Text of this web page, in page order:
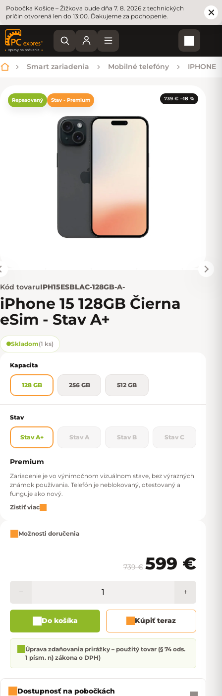
Pobočka Košice – Žižkova bude dňa 7. 8. 2026 z technických
príčin otvorená len do 13:00. Ďakujeme za pochopenie.
Domov
Smart zariadenia Mobilné telefóny IPHONE
Repasovaný Stav - Premium 739 € –18 %
Kód tovaruIPH15ESBLAC-128GB-A-
iPhone 15 128GB Čierna
eSim - Stav A+
Skladom(1 ks)
Kapacita
128 GB 256 GB 512 GB
Stav
Stav A+ Stav A Stav B Stav C
Premium
Zariadenie je vo výnimočnom vizuálnom stave, bez výrazných
známok používania. Telefón je neblokovaný, otestovaný a
funguje ako nový.
Zistiť viac
Možnosti doručenia
739 € 599 €
+
−
Do košíka Kúpiť teraz
Úprava zdaňovania prirážky – použitý tovar (§ 74 ods.
1 písm. n) zákona o DPH)
Dostupnosť na pobočkách